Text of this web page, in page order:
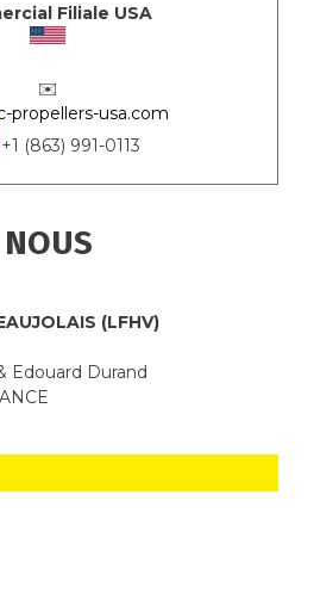
Filiale USA
✉️
propellers-usa.com
(863) 991-0113
(LFHV)
Edouard Durand